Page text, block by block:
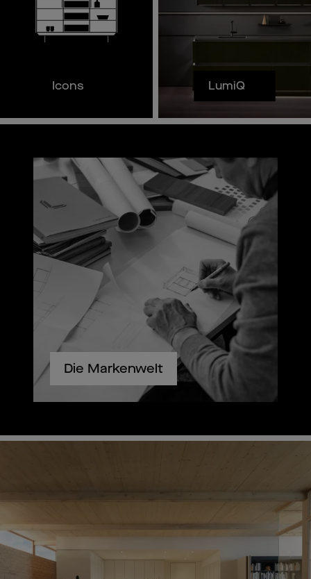
Icons LumiQ
Die Markenwelt